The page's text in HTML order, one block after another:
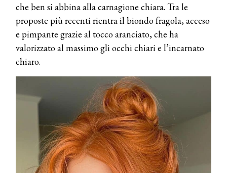
che ben si abbina alla carnagione chiara. Tra le
proposte più recenti rientra il biondo fragola, acceso
e pimpante grazie al tocco aranciato, che ha
valorizzato al massimo gli occhi chiari e l’incarnato
chiaro.